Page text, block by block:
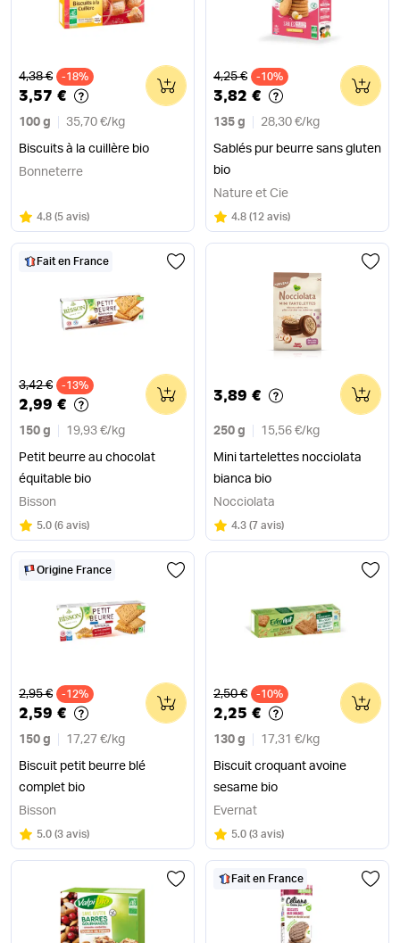
Ancien prix
4,38 € -18%
3,57 €
100 g 35,70 €/ kg
Biscuits à la cuillère bio
0
Bonneterre
Note
4.8 sur 5
(5 avis)
Ancien prix
4,25 € -10%
3,82 €
135 g 28,30 €/ kg
Sablés pur beurre sans gluten
bio
0
Nature et Cie
Note
4.8 sur 5
(12 avis)
Fait en France
Ancien prix
3,42 € -13%
2,99 €
150 g 19,93 €/ kg
Petit beurre au chocolat
équitable bio
0
Bisson
Note
5.0 sur 5
(6 avis)
3,89 €
250 g 15,56 €/ kg
Mini tartelettes nocciolata
bianca bio
0
Nocciolata
Note
4.3 sur 5
(7 avis)
Origine France
Ancien prix
2,95 € -12%
2,59 €
150 g 17,27 €/ kg
Biscuit petit beurre blé
complet bio
0
Bisson
Note
5.0 sur 5
(3 avis)
Ancien prix
2,50 € -10%
2,25 €
130 g 17,31 €/ kg
Biscuit croquant avoine
sesame bio
0
Evernat
Note
5.0 sur 5
(3 avis)
Fait en France